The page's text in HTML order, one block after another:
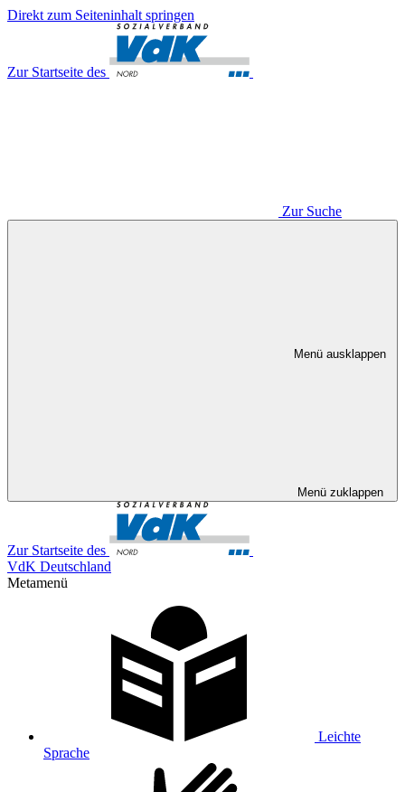
Direkt zum Seiteninhalt springen
Zur Startseite des
Zur Suche
Menü ausklappen
Menü zuklappen
Zur Startseite des
VdK Deutschland
Metamenü
Leichte
Sprache